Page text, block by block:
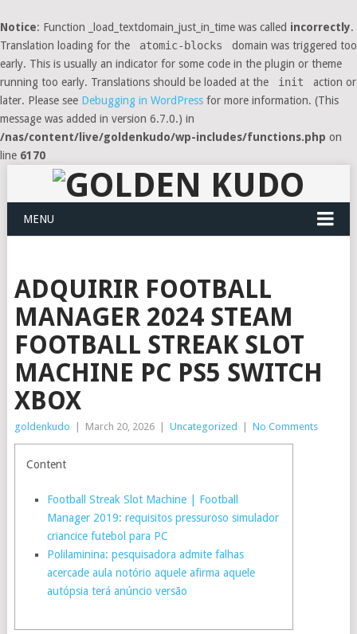
Notice: Function _load_textdomain_just_in_time was called incorrectly.
Translation loading for the
atomic-blocks
domain was triggered too
early. This is usually an indicator for some code in the plugin or theme
running too early. Translations should be loaded at the
init
action or
later. Please see Debugging in WordPress for more information. (This
message was added in version 6.7.0.) in
/nas/content/live/goldenkudo/wp-includes/functions.php on
line 6170
MENU
ADQUIRIR FOOTBALL
MANAGER 2024 STEAM
FOOTBALL STREAK SLOT
MACHINE PC PS5 SWITCH
XBOX
goldenkudo March 20, 2026 Uncategorized No Comments
Content
Football Streak Slot Machine | Football
Manager 2019: requisitos pressuroso simulador
criancice futebol para PC
Polilaminina: pesquisadora admite falhas
acercade aula notório aquele afirma aquele
autópsia terá anúncio versão